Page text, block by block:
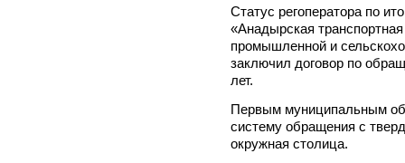
Статус регоператора по
«Анадырская
промышленной и
заключил договор по
лет.
Первым муниципальным
систему обращения с
окружная столица.